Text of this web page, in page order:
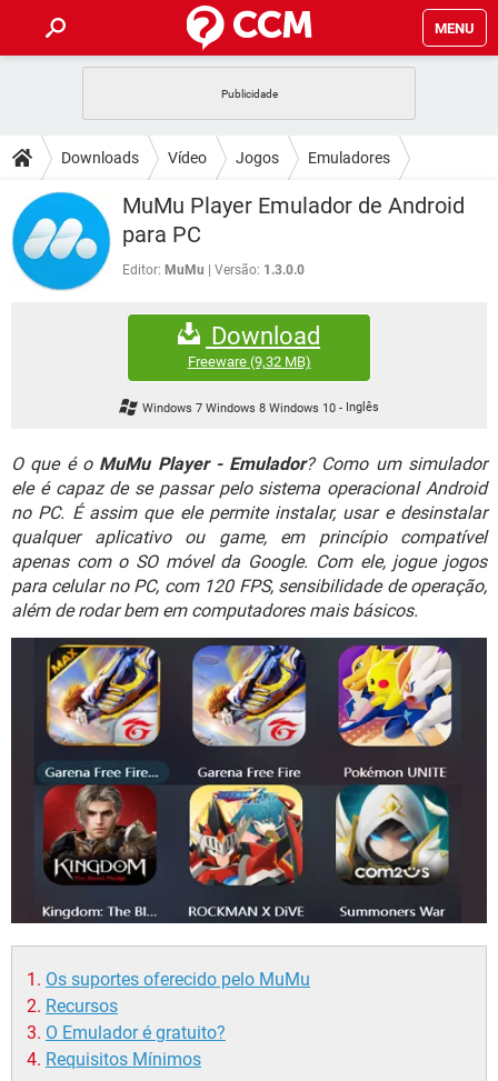
MENU
CELULAR FACEBOOK
OUTLOOK EXCEL
INSTAGRAM
GUIA DE COMPRAS
DICAS
JOGOS WHATSAPP
CELULAR
OUTLOOK
DOWNLOADS
JOGOS
CELULAR FACEBOOK
EXCEL
GMAIL
FÓRUM
FACEBOOK
EXCEL
GMAIL
WHATSAPP
INSTAGRAM GMAIL
GUIA DE COMPRAS
Downloads Vídeo Jogos Emuladores
MuMu Player Emulador de Android
para PC
Editor: MuMu Versão: 1.3.0.0
Download
Freeware(9,32 MB)
Windows 7 Windows 8 Windows 10 - Inglês
O que é o MuMu Player - Emulador? Como um simulador
ele é capaz de se passar pelo sistema operacional Android
no PC. É assim que ele permite instalar, usar e desinstalar
qualquer aplicativo ou game, em princípio compatível
apenas com o SO móvel da Google. Com ele, jogue jogos
para celular no PC, com 120 FPS, sensibilidade de operação,
além de rodar bem em computadores mais básicos.
Os suportes oferecido pelo MuMu
Recursos
O Emulador é gratuito?
Requisitos Mínimos